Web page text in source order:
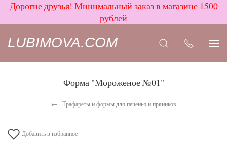
Дорогие друзья! Минимальный заказ в магазине 1500
рублей
LUBIMOVA.COM
Форма "Мороженое №01"
Трафареты и формы для печенья и пряников
Добавить в избранное